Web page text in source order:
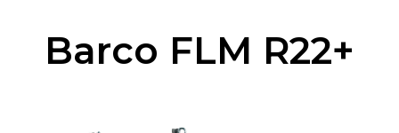
Barco FLM R22+